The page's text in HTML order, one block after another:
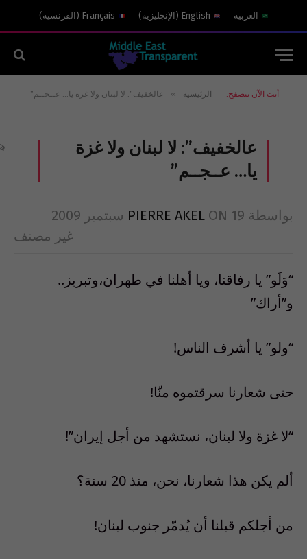
العربية English
( الإنجليزية)
Français
( الفرنسية)
أنت الآن تتصفح: الرئيسية » عالخفيف”: لا لبنان ولا غزة يا… عــجــم”
عالخفيف”: لا لبنان ولا غزة
يا… عــجــم”
بواسطة PIERRE AKEL ON 19 سبتمبر 2009
غير مصنف
“وَلَو” يا رفاقنا، ويا أهلنا في طهران،وتبريز..
و”أراك”
“ولو” يا أشرف الناس!
حتى شعارنا سرقتموه منّا!
“لا غزة ولا لبنان، نستشهد من أجل إيران”!
ألم يكن هذا شعارنا، نحن، منذ 20 سنة؟
من أجلكم قبلنا أن يُدمّر جنوب لبنان!